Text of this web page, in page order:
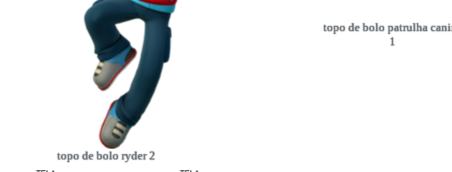
topo de bolo ryder 2
topo de bolo patrulha
1